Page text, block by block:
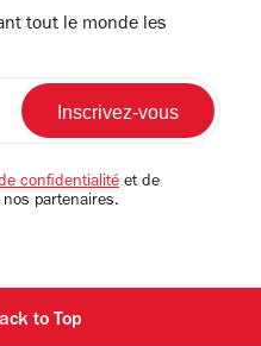
tout le monde les
confidentialité et de
partenaires.
to Top